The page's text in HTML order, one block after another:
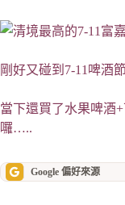
剛好又碰到7-11啤酒
當下還買了水果啤酒
囉…..
Google 偏好來源